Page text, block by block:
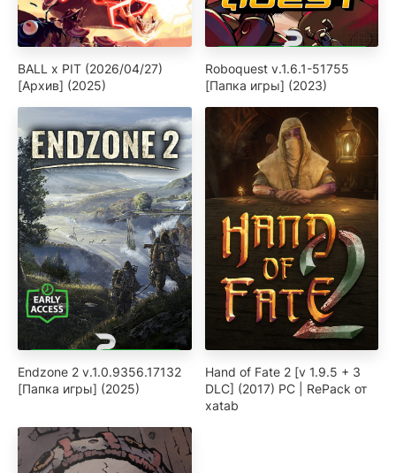
BALL x PIT (2026/04/27)
[Архив] (2025)
Roboquest v.1.6.1-51755
[Папка игры] (2023)
Endzone 2 v.1.0.9356.17132
[Папка игры] (2025)
Hand of Fate 2 [v 1.9.5 + 3
DLC] (2017) PC | RePack от
xatab